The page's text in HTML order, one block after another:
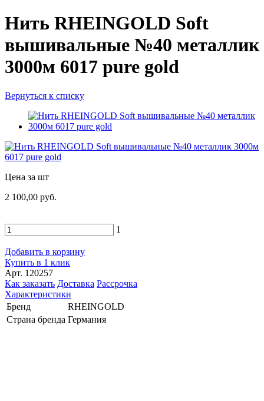
Нить RHEINGOLD Soft
вышивальные №40 металлик
3000м 6017 pure gold
Вернуться к списку
Цена за шт
2 100,00 руб.
1
Добавить в корзину
Купить в 1 клик
Арт. 120257
Как заказать Доставка Рассрочка
Характеристики
Бренд
RHEINGOLD
Страна бренда Германия